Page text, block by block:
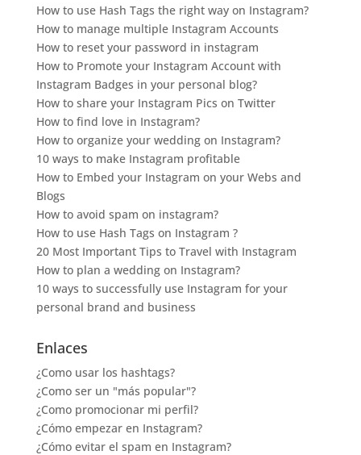
How to use Hash Tags the right way on Instagram?
How to manage multiple Instagram Accounts
How to reset your password in instagram
How to Promote your Instagram Account with
Instagram Badges in your personal blog?
How to share your Instagram Pics on Twitter
How to find love in Instagram?
How to organize your wedding on Instagram?
10 ways to make Instagram profitable
How to Embed your Instagram on your Webs and
Blogs
How to avoid spam on instagram?
How to use Hash Tags on Instagram ?
20 Most Important Tips to Travel with Instagram
How to plan a wedding on Instagram?
10 ways to successfully use Instagram for your
personal brand and business
Enlaces
¿Como usar los hashtags?
¿Como ser un "más popular"?
¿Como promocionar mi perfil?
¿Cómo empezar en Instagram?
¿Cómo evitar el spam en Instagram?